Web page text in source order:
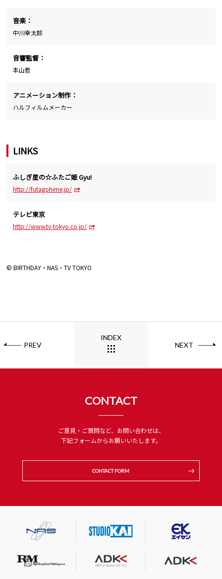
音楽：
中川幸太郎
音響監督：
本山哲
アニメーション制作：
ハルフィルムメーカー
LINKS
ふしぎ星の☆ふたご姫 Gyu!
http://futagohime.jp/
テレビ東京
http://www.tv-tokyo.co.jp/
© BIRTHDAY・NAS・TV TOKYO
PREV
INDEX
NEXT
CONTACT
ご意見・ご質問など、お問い合わせは、
下記フォームからお願いいたします。
CONTACT FORM